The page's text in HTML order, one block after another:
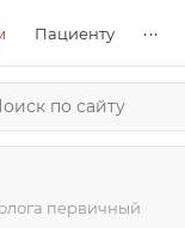
Пациенту ...
первичный